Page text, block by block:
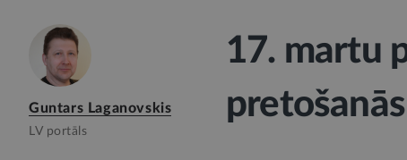
Guntars Laganovskis
LV portāls
17. martu